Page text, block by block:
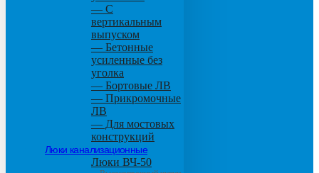
— С
вертикальным
выпуском
— Бетонные
усиленные без
уголка
— Бортовые ЛВ
— Прикромочные
ЛВ
— Для мостовых
конструкций
Люки канализационные
Люки ВЧ-50